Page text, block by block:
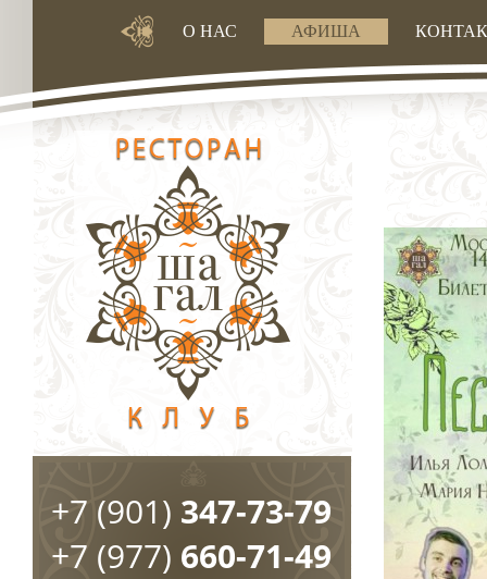
О НАС АФИША
+7 (901) 347-73-79
+7 (977) 660-71-49